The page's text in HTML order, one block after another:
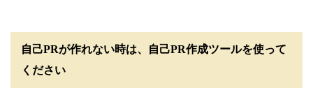
自己PRが作れない時は、自己PR作成ツールを使って
ください